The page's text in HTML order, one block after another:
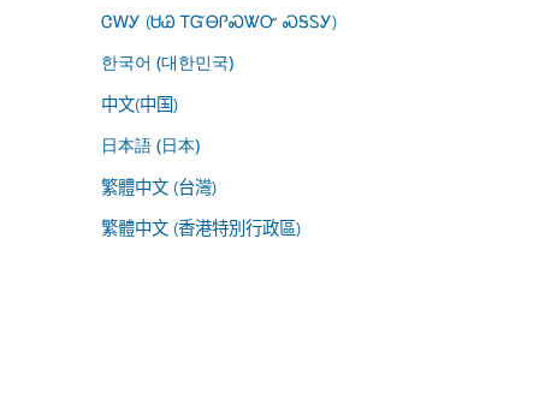
ᏣᎳᎩ (ᏌᏊ ᎢᏳᎾᎵᏍᏔᏅ ᏍᎦᏚᎩ)
한국어 (대한민국)
中文(中国)
日本語 (日本)
繁體中文 (台灣)
繁體中文 (香港特別行政區)